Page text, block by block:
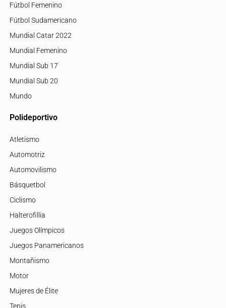
Fútbol Femenino
Fútbol Sudamericano
Mundial Catar 2022
Mundial Femenino
Mundial Sub 17
Mundial Sub 20
Mundo
Polideportivo
Atletismo
Automotriz
Automovilismo
Básquetbol
Ciclismo
Halterofillia
Juegos Olímpicos
Juegos Panamericanos
Montañismo
Motor
Mujeres de Élite
Tenis